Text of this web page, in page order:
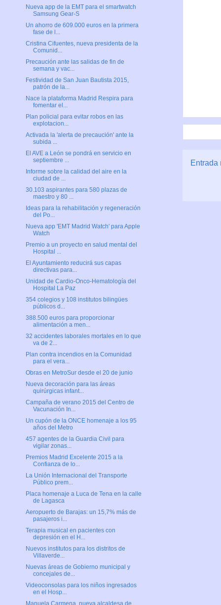
Entrada
Nueva app de la EMT para el smartwatch
Samsung Gear-S
Un ahorro de 609.000 euros en la primera
fase de l...
Cristina Cifuentes, nueva presidenta de la
Comunid...
Precaución ante las salidas de fin de
semana y vac...
Festividad de San Juan Bautista 2015,
patrón de la...
Nace la plataforma Madrid Respira para
fomentar el...
Plan policial para evitar robos en las
explotacion...
Activada la 'alerta de precaución' ante la
subida ...
El AVE a León se pondrá en servicio en
septiembre ...
Informe sobre la calidad del aire en la
ciudad de ...
30.103 aspirantes para 580 plazas de
maestro y 80 ...
Ideas para la rehabilitación y regeneración
del Po...
Nueva app 'EMT Madrid Watch' para Apple
Watch
Premio a un proyecto en salud mental del
Hospital ...
El Ayuntamiento reducirá sus capas
directivas para...
Unidad de Cardio-Onco-Hematología del
Hospital La Paz
354 colegios y 108 institutos bilingües
públicos d...
388.500 euros para proporcionar
alimentación a men...
32 accidentes laborales mortales en lo que
va de 2...
Plan contra incendios en la Comunidad
para el vera...
Obras en MetroSur desde el 20 de junio
Nueva decoración para las áreas
quirúrgicas infant...
Campaña de verano 2015 del Centro de
Vacunación In...
Un cupón de la ONCE homenaje a los 95
años del Metro
457 agentes de la Guardia Civil para
vigilar zonas...
Premios Madrid Excelente 2015 a la
Confianza de lo...
La Unión Internacional del Transporte
Público prem...
Placa homenaje a Luca de Tena en la calle
de Lagasca
Aeropuerto de Barajas: un 15,7% más de
pasajeros i...
Terapia musical en pacientes con
depresión en el H...
Nuevos institutos para los distritos de
Villaverde...
Nuevas áreas de Gobierno municipal y
concejales de...
Videoconsolas para los niños ingresados
en el Hosp...